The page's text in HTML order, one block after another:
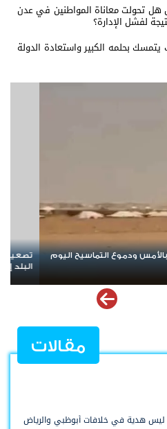
هل تحولت معاناة المواطنين في عدن
لفشل الإدارة؟
بحلمه الكبير واستعادة الدولة
الحوثي يخلط الأوراق ويعيد
مقالات
ليس هدية في خلافات أبوظبي والرياض